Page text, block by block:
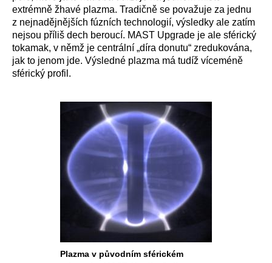
extrémně žhavé plazma. Tradičně se považuje za jednu
z nejnadějnějších fúzních technologií, výsledky ale zatím
nejsou příliš dech beroucí. MAST Upgrade je ale sférický
tokamak, v němž je centrální „díra donutu“ zredukována,
jak to jenom jde. Výsledné plazma má tudíž víceméně
sférický profil.
Plazma v původním sférickém